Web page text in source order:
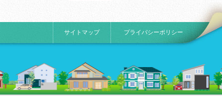
サイトマップ プライバシーポリシー